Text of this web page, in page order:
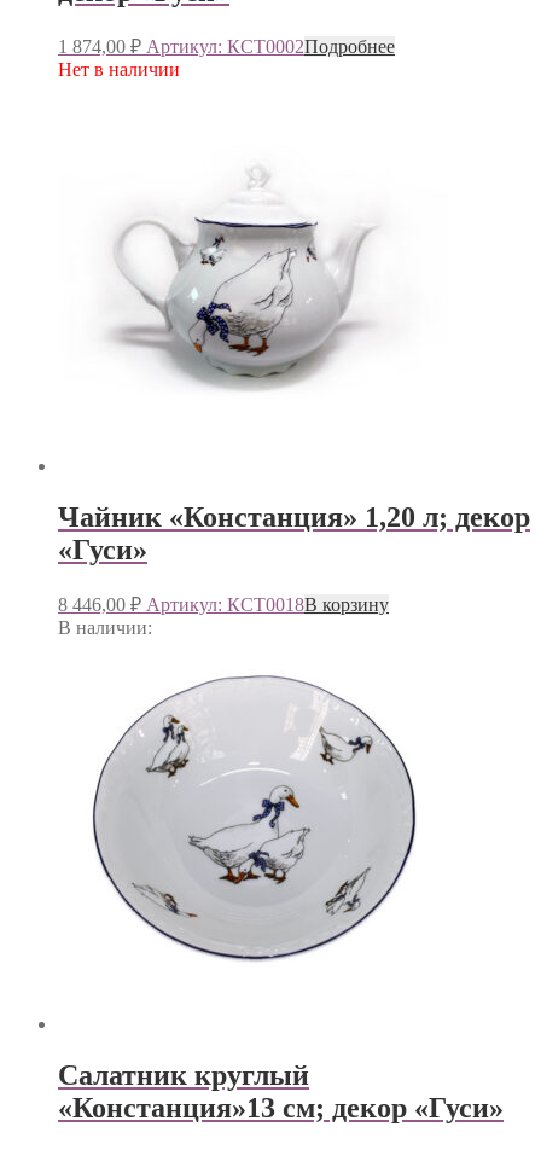
1 874,00 ₽ Артикул: КСТ0002Подробнее
Нет в наличии
Чайник «Констанция» 1,20 л; декор
«Гуси»
8 446,00 ₽ Артикул: КСТ0018В корзину
В наличии:
Салатник круглый
«Констанция»13 см; декор «Гуси»